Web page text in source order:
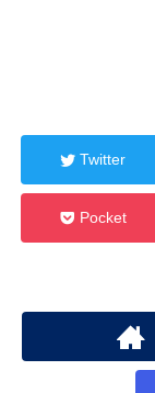
Twitter
Pocket